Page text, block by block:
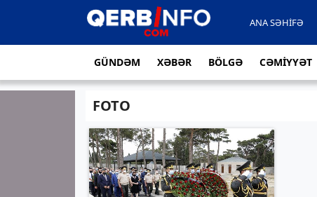
ANA SƏHİFƏ
GÜNDƏM XƏBƏR BÖLGƏ CƏMİYYƏT
FOTO